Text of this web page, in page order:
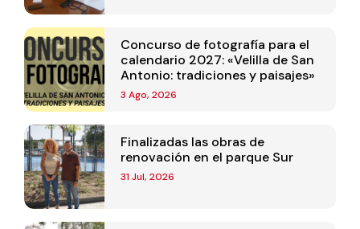
Concurso de fotografía para el
calendario 2027: «Velilla de San
Antonio: tradiciones y paisajes»
3 Ago, 2026
Finalizadas las obras de
renovación en el parque Sur
31 Jul, 2026